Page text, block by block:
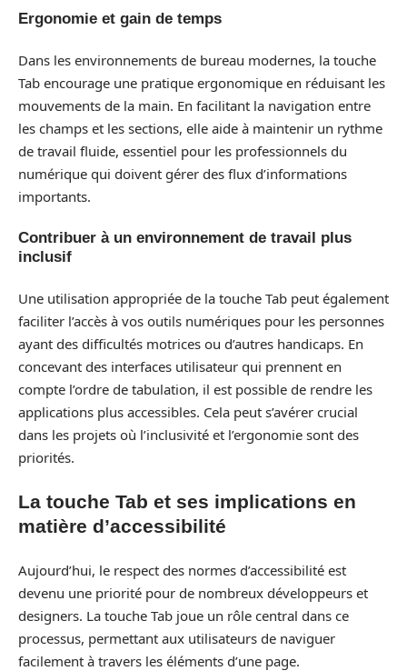
Ergonomie et gain de temps
Dans les environnements de bureau modernes, la touche
Tab encourage une pratique ergonomique en réduisant les
mouvements de la main. En facilitant la navigation entre
les champs et les sections, elle aide à maintenir un rythme
de travail fluide, essentiel pour les professionnels du
numérique qui doivent gérer des flux d’informations
importants.
Contribuer à un environnement de travail plus
inclusif
Une utilisation appropriée de la touche Tab peut également
faciliter l’accès à vos outils numériques pour les personnes
ayant des difficultés motrices ou d’autres handicaps. En
concevant des interfaces utilisateur qui prennent en
compte l’ordre de tabulation, il est possible de rendre les
applications plus accessibles. Cela peut s’avérer crucial
dans les projets où l’inclusivité et l’ergonomie sont des
priorités.
La touche Tab et ses implications en
matière d’accessibilité
Aujourd’hui, le respect des normes d’accessibilité est
devenu une priorité pour de nombreux développeurs et
designers. La touche Tab joue un rôle central dans ce
processus, permettant aux utilisateurs de naviguer
facilement à travers les éléments d’une page.